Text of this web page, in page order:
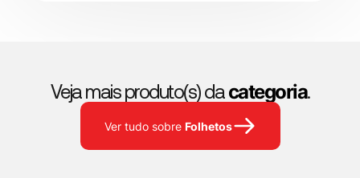
Veja mais produto(s) dacategoria.
Ver tudo sobre Folhetos